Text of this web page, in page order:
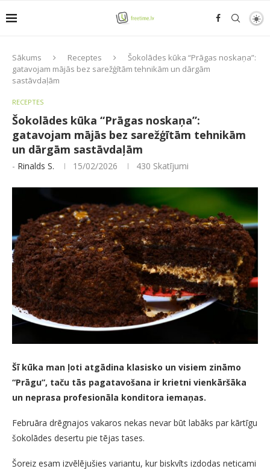
Sākums Receptes
Šokolādes kūka “Prāgas noskaņa”:
gatavojam mājās bez sarežģītām tehnikām un dārgām
sastāvdaļām
RECEPTES
Šokolādes kūka “Prāgas noskaņa”:
gatavojam mājās bez sarežģītām tehnikām
un dārgām sastāvdaļām
- Rinalds S. 15/02/2026 430 Skatījumi
Šī kūka man ļoti atgādina klasisko un visiem zināmo
“Prāgu”, taču tās pagatavošana ir krietni vienkāršāka
un neprasa profesionāla konditora iemaņas.
Februāra drēgnajos vakaros nekas nevar būt labāks par kārtīgu
šokolādes desertu pie tējas tases.
Šoreiz esam izvēlējušies variantu, kur biskvīts izdodas neticami